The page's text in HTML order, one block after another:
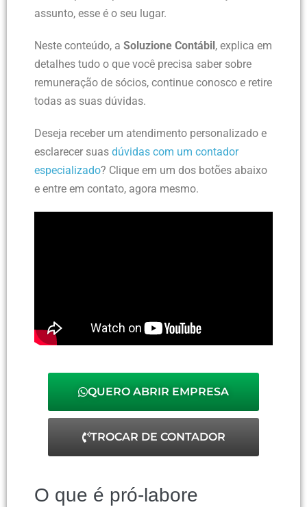
assunto, esse é o seu lugar.
Neste conteúdo, a Soluzione Contábil, explica em
detalhes tudo o que você precisa saber sobre
remuneração de sócios, continue conosco e retire
todas as suas dúvidas.
Deseja receber um atendimento personalizado e
esclarecer suas dúvidas com um contador
especializado? Clique em um dos botões abaixo
e entre em contato, agora mesmo.
QUERO ABRIR EMPRESA
TROCAR DE CONTADOR
O que é pró-labore